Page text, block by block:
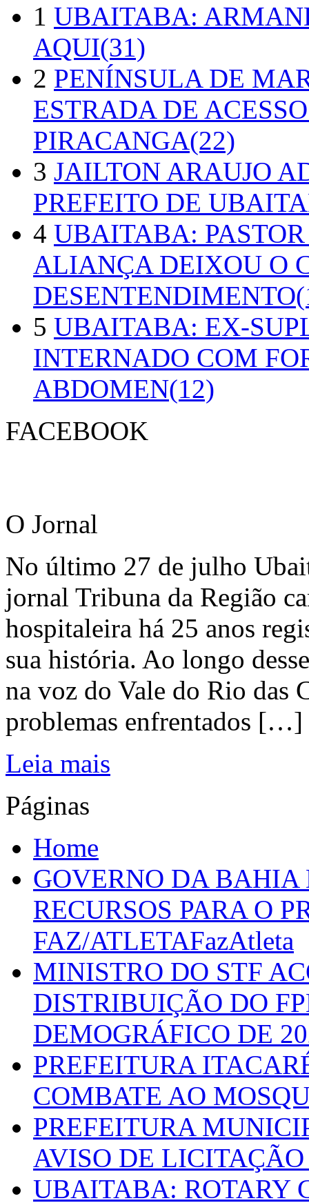
1 UBAITABA:
AQUI(31)
2 PENÍNSULA DE
ESTRADA DE
PIRACANGA(22)
3 JAILTON ARAUJO
PREFEITO DE
4 UBAITABA:
ALIANÇA DEIXOU O
5 UBAITABA: EX-
INTERNADO COM
ABDOMEN(12)
FACEBOOK
O Jornal
No último 27 de julho
jornal Tribuna da Região
hospitaleira há 25 anos
sua história. Ao longo
na voz do Vale do Rio das
problemas enfrentados […]
Leia mais
Páginas
Home
GOVERNO DA
RECURSOS PARA O
FAZ/ATLETAFazAtleta
MINISTRO DO STF
DISTRIBUIÇÃO DO
DEMOGRÁFICO DE
PREFEITURA
COMBATE AO
PREFEITURA
AVISO DE LICITAÇÃO
UBAITABA: ROTARY